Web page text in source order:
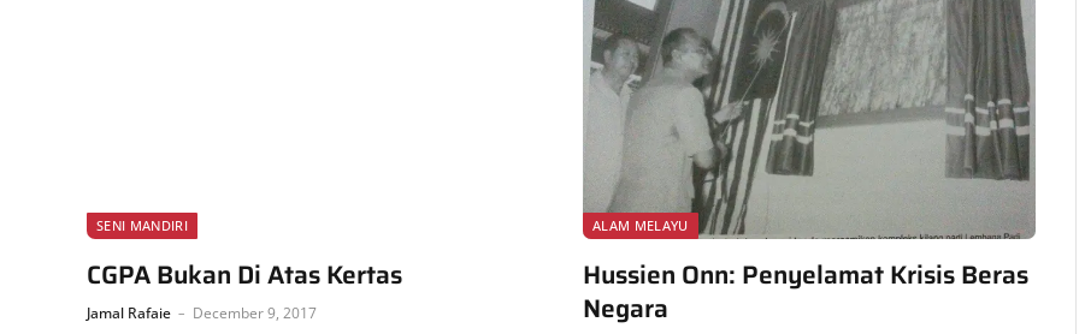
SENI MANDIRI
CGPA Bukan Di Atas Kertas
Jamal Rafaie December 9, 2017
ALAM MELAYU
Hussien Onn: Penyelamat Krisis Beras
Negara